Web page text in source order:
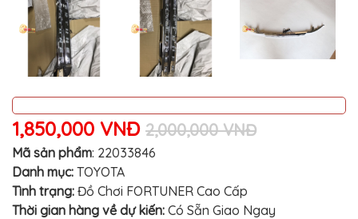
FORD
MITSUBISHI
BMW
SUZUKI
PORSCHE
LEXUS
MG
1,850,000 VNĐ 2,000,000 VNĐ
Mã sản phẩm: 22033846
Danh mục: TOYOTA
Tình trạng: Đồ Chơi FORTUNER Cao Cấp
Thời gian hàng về dự kiến: Có Sẵn Giao Ngay